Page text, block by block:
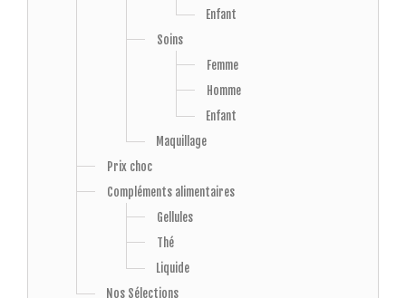
Enfant
Soins
Femme
Homme
Enfant
Maquillage
Prix choc
Compléments alimentaires
Gellules
Thé
Liquide
Nos Sélections